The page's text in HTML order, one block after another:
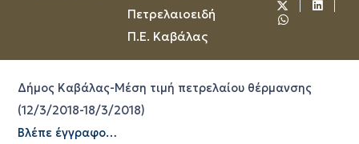
Πετρελαιοειδή
Π.Ε. Καβάλας
Δήμος Καβάλας-Μέση τιμή πετρελαίου θέρμανσης
(12/3/2018-18/3/2018)
Βλέπε έγγραφο…